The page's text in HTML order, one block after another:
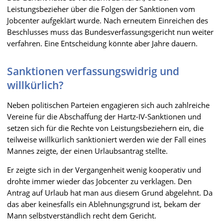
Leistungsbezieher über die Folgen der Sanktionen vom
Jobcenter aufgeklärt wurde. Nach erneutem Einreichen des
Beschlusses muss das Bundesverfassungsgericht nun weiter
verfahren. Eine Entscheidung könnte aber Jahre dauern.
Sanktionen verfassungswidrig und
willkürlich?
Neben politischen Parteien engagieren sich auch zahlreiche
Vereine für die Abschaffung der Hartz-IV-Sanktionen und
setzen sich für die Rechte von Leistungsbeziehern ein, die
teilweise willkürlich sanktioniert werden wie der Fall eines
Mannes zeigte, der einen Urlaubsantrag stellte.
Er zeigte sich in der Vergangenheit wenig kooperativ und
drohte immer wieder das Jobcenter zu verklagen. Den
Antrag auf Urlaub hat man aus diesem Grund abgelehnt. Da
das aber keinesfalls ein Ablehnungsgrund ist, bekam der
Mann selbstverständlich recht dem Gericht.